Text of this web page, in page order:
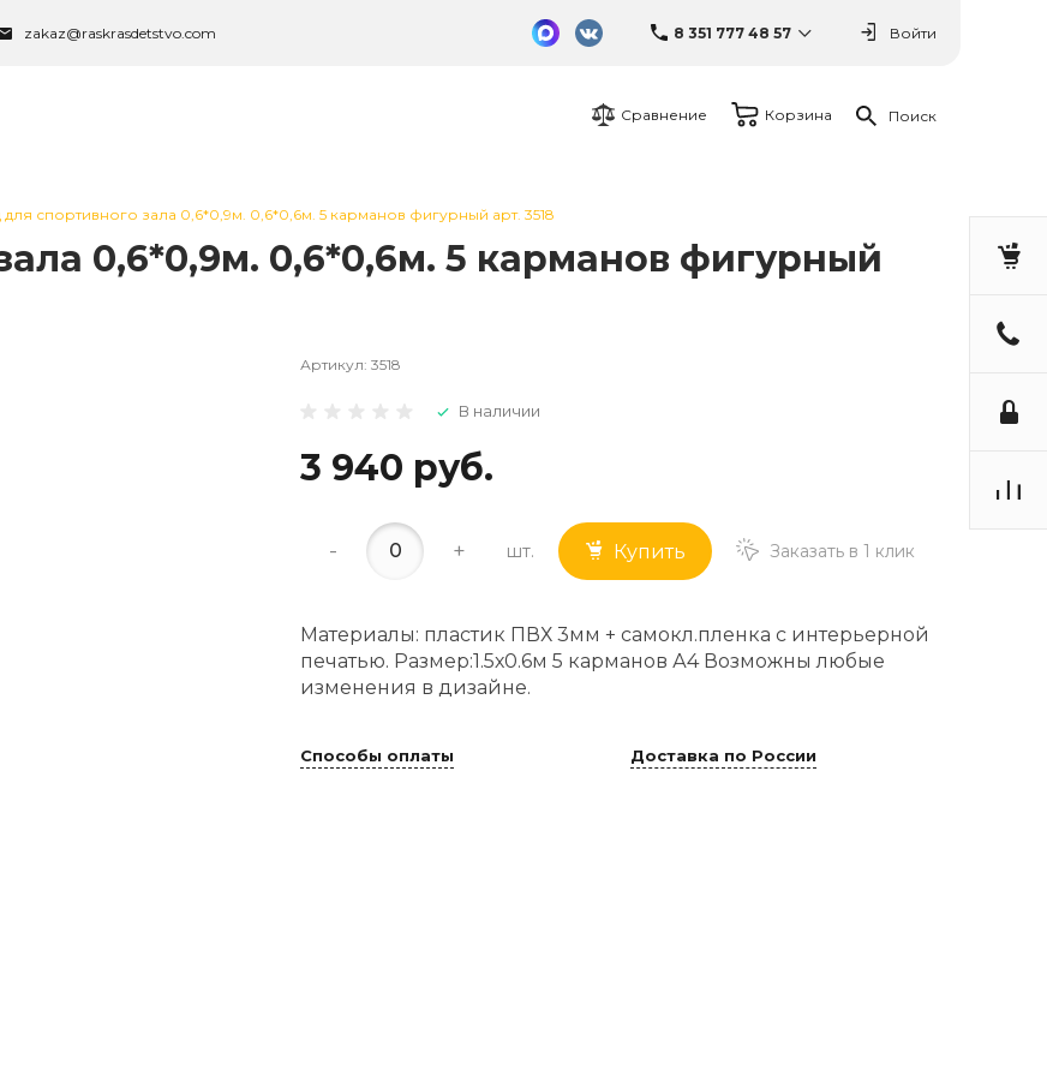
zakaz@raskrasdetstvo.com 8 351 777 48 57 Войти
Сравнение Корзина Поиск
для спортивного зала 0,6*0,9м. 0,6*0,6м. 5 карманов фигурный арт. 3518
0,6*0,9м. 0,6*0,6м. 5 карманов фигурный
Артикул: 3518
В наличии
3 940 руб.
- + шт. Купить Заказать в 1 клик
Материалы: пластик ПВХ 3мм + самокл.пленка с интерьерной
печатью. Размер:1.5х0.6м 5 карманов А4 Возможны любые
изменения в дизайне.
Способы оплаты Доставка по России